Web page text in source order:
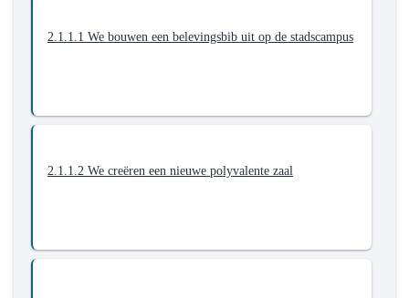
2.1.1.1 We bouwen een belevingsbib uit op de stadscampus
2.1.1.2 We creëren een nieuwe polyvalente zaal